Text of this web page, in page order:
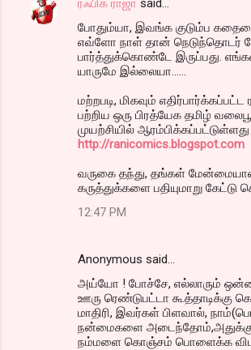
போதும்யா, இவங்க குடும்ப
எவ்ளோ நாள் தான் நெடுந்தொடர்
பார்த்துக்கொண்டே இருப்பது.
யாருமே இல்லையா......
மற்றபடி, மிகவும்
பற்றிய ஒரு பிரத்யேக தமிழ் வலைபூ
முயற்சியில் ஆரம்பிக்கப்பட்டுள்ளது
http://ranicomics.blogspot.com
வருகை தந்து, தங்கள்
கருத்துக்களை பதியுமாறு
12:47 PM
Anonymous said…
அய்யோ ! போச்சே, எல்லாரும்
ஊரு ரெண்டுபட்டா கூத்தாடிக்கு
மாதிரி, இவர்கள் பிளவால்,
நன்மைகளை
நம்மளை கொஞ்சம் பொளைக்க